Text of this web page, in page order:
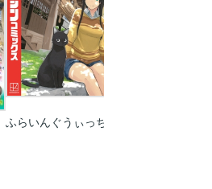
ふらいんぐうぃっち